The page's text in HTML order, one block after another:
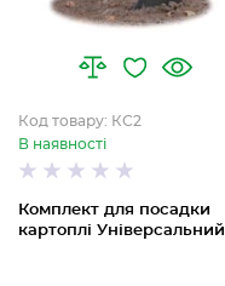
Комплект для посадки
картоплі Універсальний
Код товару: КС2
В наявності